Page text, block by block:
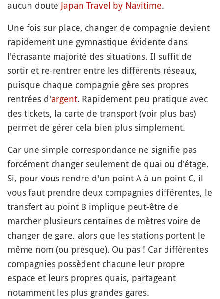
aucun doute Japan Travel by Navitime.
Une fois sur place, changer de compagnie devient
rapidement une gymnastique évidente dans
l'écrasante majorité des situations. Il suffit de
sortir et re-rentrer entre les différents réseaux,
puisque chaque compagnie gère ses propres
rentrées d'argent. Rapidement peu pratique avec
des tickets, la carte de transport (voir plus bas)
permet de gérer cela bien plus simplement.
Car une simple correspondance ne signifie pas
forcément changer seulement de quai ou d'étage.
Si, pour vous rendre d'un point A à un point C, il
vous faut prendre deux compagnies différentes, le
transfert au point B implique peut-être de
marcher plusieurs centaines de mètres voire de
changer de gare, alors que les stations portent le
même nom (ou presque). Ou pas ! Car différentes
compagnies possèdent chacune leur propre
espace et leurs propres quais, partageant
notamment les plus grandes gares.